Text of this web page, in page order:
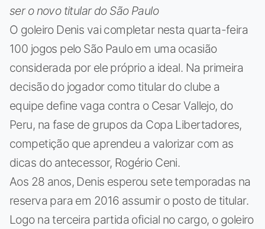
ser o novo titular do São Paulo
O goleiro Denis vai completar nesta quarta-feira
100 jogos pelo São Paulo em uma ocasião
considerada por ele próprio a ideal. Na primeira
decisão do jogador como titular do clube a
equipe define vaga contra o Cesar Vallejo, do
Peru, na fase de grupos da Copa Libertadores,
competição que aprendeu a valorizar com as
dicas do antecessor, Rogério Ceni.
Aos 28 anos, Denis esperou sete temporadas na
reserva para em 2016 assumir o posto de titular.
Logo na terceira partida oficial no cargo, o goleiro